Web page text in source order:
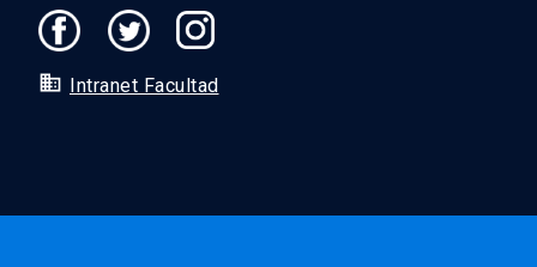
domain Intranet Facultad